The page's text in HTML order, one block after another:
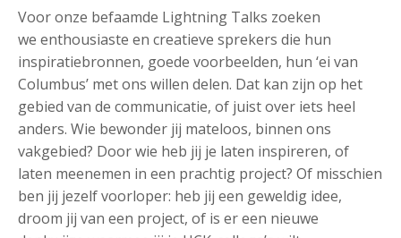
Voor onze befaamde Lightning Talks zoeken
we enthousiaste en creatieve sprekers die hun
inspiratiebronnen, goede voorbeelden, hun ‘ei van
Columbus’ met ons willen delen. Dat kan zijn op het
gebied van de communicatie, of juist over iets heel
anders. Wie bewonder jij mateloos, binnen ons
vakgebied? Door wie heb jij je laten inspireren, of
laten meenemen in een prachtig project? Of misschien
ben jij jezelf voorloper: heb jij een geweldig idee,
droom jij van een project, of is er een nieuwe